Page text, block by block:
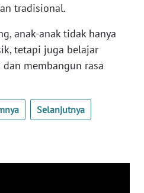
tradisional.
anak-anak tidak hanya
tetapi juga belajar
membangun rasa
Selanjutnya